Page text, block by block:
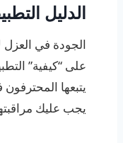
الدليل
الجودة في العزل
على “كيفية”
يتبعها
يجب عليك